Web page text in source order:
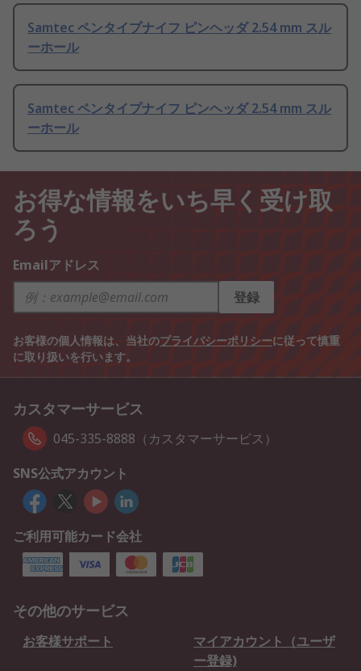
Samtec ペンタイプナイフ ピンヘッダ 2.54 mm スル
ーホール
Samtec ペンタイプナイフ ピンヘッダ 2.54 mm スル
ーホール
お得な情報をいち早く受け取
ろう
Emailアドレス
登録
お客様の個人情報は、当社のプライバシーポリシーに従って慎重
に取り扱いを行います。
カスタマーサービス
045-335-8888（カスタマーサービス）
SNS公式アカウント
ご利用可能カード会社
その他のサービス
お客様サポート
マイアカウント（ユーザ
ー登録)